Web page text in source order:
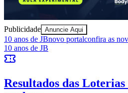
Vitória
Publicidade Anuncie Aqui